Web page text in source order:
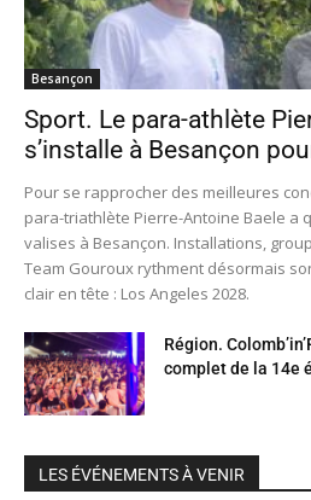
Besançon
Sport. Le para-athlète
s’installe à Besançon
Pour se rapprocher des meilleures
para-triathlète Pierre-Antoine Baele a
valises à Besançon. Installations,
Team Gouroux rythment désormais
clair en tête : Los Angeles 2028.
Région.
complet de la 14e
LES ÉVÉNEMENTS À VENIR